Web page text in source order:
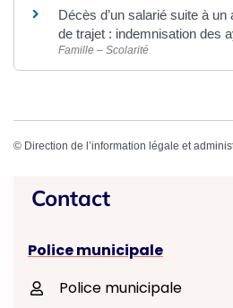
Décès d’un salarié suite à
de trajet : indemnisation des
Famille – Scolarité
© Direction de l’information légale et
Contact
Police municipale
Police municipale